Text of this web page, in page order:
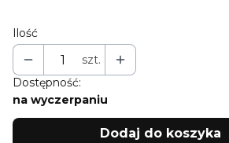
Ilość
szt.
Dostępność:
na wyczerpaniu
Dodaj do koszyka